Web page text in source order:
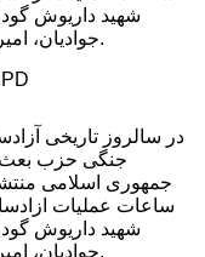
شهید داریوش
جوادیان، امیر قلی نخعی و رضا آقارضی ثبت شده است.
PD